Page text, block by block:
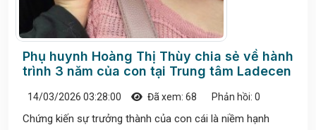
Phụ huynh Hoàng Thị Thùy chia sẻ về hành
trình 3 năm của con tại Trung tâm Ladecen
14/03/2026 03:28:00 Đã xem: 68 Phản hồi: 0
Chứng kiến sự trưởng thành của con cái là niềm hạnh